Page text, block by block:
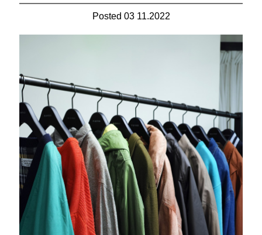
Posted 03 11.2022